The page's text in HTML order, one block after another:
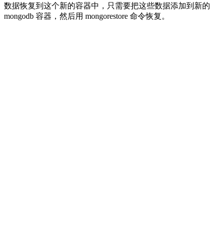
数据恢复到这个新的容器中，只需要把这些数据添加到新的
mongodb 容器，然后用 mongorestore 命令恢复。